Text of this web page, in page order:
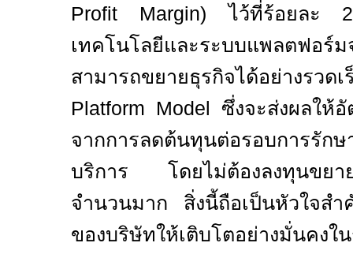
Profit Margin)ไว้ที่ร้อยละ
เทคโนโลยีและระบบแพลตฟอร์
สามารถขยายธุรกิจได้อย่างรว
Platform Model ซึ่งจะส่งผลให้
จากการลดต้นทุนต่อรอบการรักษ
บริการ โดยไม่ต้องลงทุนขยาย
จำนวนมาก สิ่งนี้ถือเป็นหัวใจส
ของบริษัทให้เติบโตอย่างมั่นคงใ